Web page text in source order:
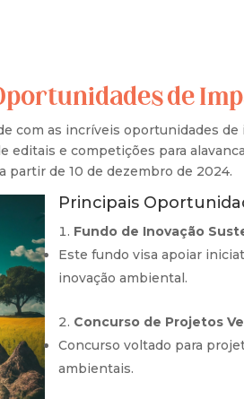
de
com as incríveis oportunidades
editais e competições para
partir de 10 de dezembro de 2024.
Principais
Fundo de Inovação
Este fundo visa apoiar
inovação ambiental.
Concurso de Projetos
Concurso voltado para
ambientais.